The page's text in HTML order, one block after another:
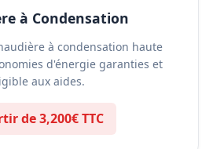
à Condensation
à condensation haute
d'énergie garanties et
aux aides.
de 3,200€ TTC